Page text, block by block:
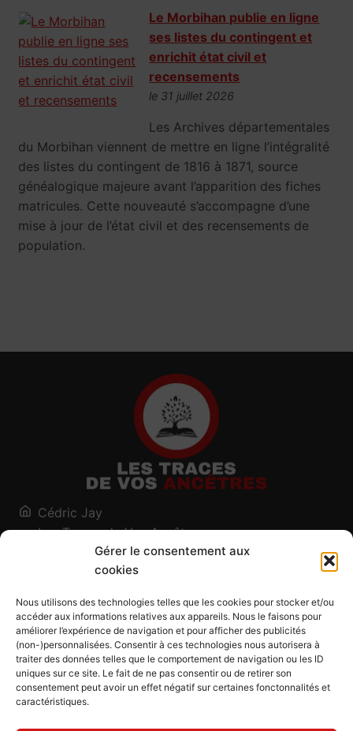
Gérer le consentement aux
cookies
Nous utilisons des technologies telles que les cookies pour stocker et/ou
accéder aux informations relatives aux appareils. Nous le faisons pour
améliorer l’expérience de navigation et pour afficher des publicités
(non-)personnalisées. Consentir à ces technologies nous autorisera à
traiter des données telles que le comportement de navigation ou les ID
uniques sur ce site. Le fait de ne pas consentir ou de retirer son
consentement peut avoir un effet négatif sur certaines fonctonnalités et
caractéristiques.
Le Morbihan publie en ligne
ses listes du contingent et
enrichit état civil et
recensements
le 31 juillet 2026
Les Archives départementales
du Morbihan viennent de mettre en ligne l’intégralité
des listes du contingent de 1816 à 1871, source
généalogique majeure avant l’apparition des fiches
matricules. Cette nouveauté s’accompagne d’une
mise à jour de l’état civil et des recensements de
population.
Cédric Jay
Les Traces de Vos Ancêtres
120, chemin des Salines
73200 Albertville - Savoie
Blog
Outils généalogiques
Contact
Plan du site
Mentions légales
Politique de confidentialité